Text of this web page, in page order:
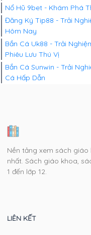
Nổ Hũ 9bet - Khám Phá
Đăng Ký Tip88 - Trải
Hôm Nay
Bắn Cá Uk88 - Trải
Phiêu Lưu Thú Vị
Bắn Cá Sunwin - Trải
Cá Hấp Dẫn
Nền tảng xem sách
nhất. Sách giáo khoa,
1 đến lớp 12.
LIÊN KẾT